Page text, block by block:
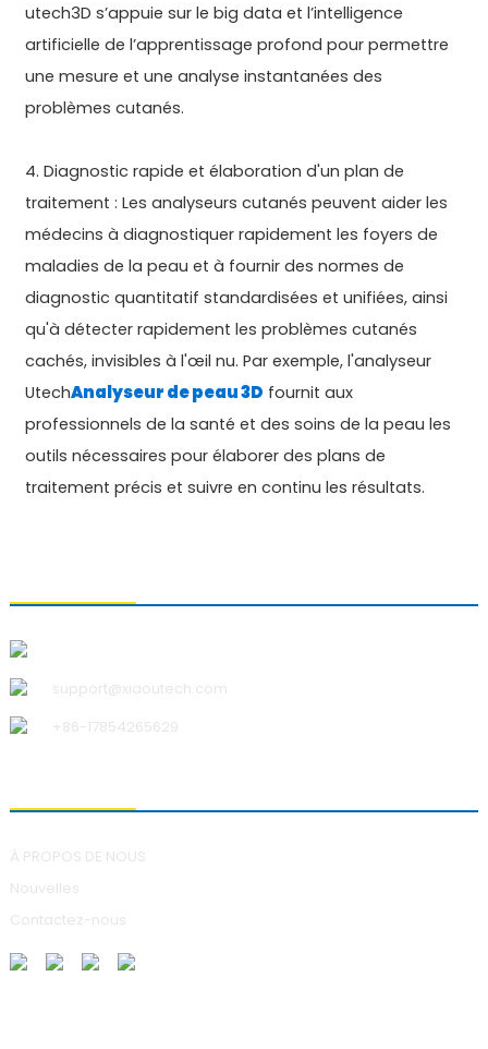
utech3D s’appuie sur le big data et l’intelligence
artificielle de l’apprentissage profond pour permettre
une mesure et une analyse instantanées des
problèmes cutanés.
4. Diagnostic rapide et élaboration d'un plan de
traitement : Les analyseurs cutanés peuvent aider les
médecins à diagnostiquer rapidement les foyers de
maladies de la peau et à fournir des normes de
diagnostic quantitatif standardisées et unifiées, ainsi
qu'à détecter rapidement les problèmes cutanés
cachés, invisibles à l'œil nu. Par exemple, l'analyseur
UtechAnalyseur de peau 3D fournit aux
professionnels de la santé et des soins de la peau les
outils nécessaires pour élaborer des plans de
traitement précis et suivre en continu les résultats.
support@xiaoutech.com
+86-17854265629
À PROPOS DE NOUS
Nouvelles
Contactez-nous